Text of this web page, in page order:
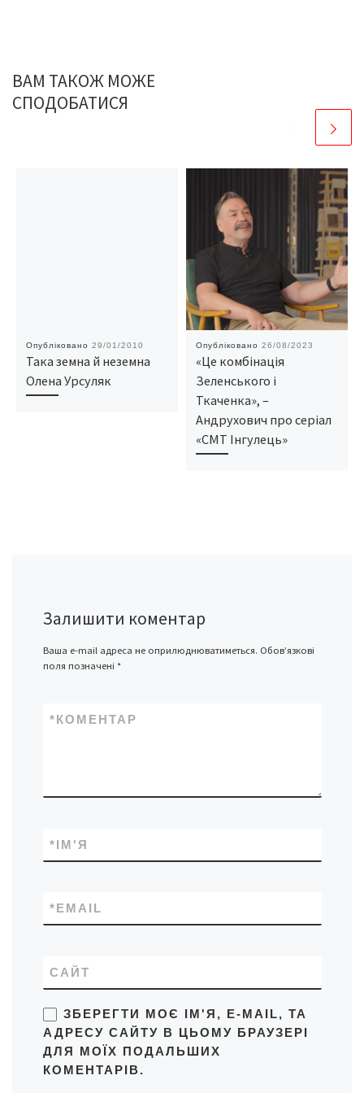
ВАМ ТАКОЖ МОЖЕ
СПОДОБАТИСЯ
Опубліковано 29/01/2010
Така земна й неземна
Олена Урсуляк
Опубліковано 26/08/2023
«Це комбінація
Зеленського і
Ткаченка», –
Андрухович про серіал
«СМТ Інгулець»
Залишити коментар
Ваша e-mail адреса не оприлюднюватиметься. Обов’язкові
поля позначені *
КОМЕНТАР
*
ІМ'Я
*
EMAIL
*
САЙТ
ЗБЕРЕГТИ МОЄ ІМ'Я, E-MAIL, ТА
АДРЕСУ САЙТУ В ЦЬОМУ БРАУЗЕРІ
ДЛЯ МОЇХ ПОДАЛЬШИХ
КОМЕНТАРІВ.